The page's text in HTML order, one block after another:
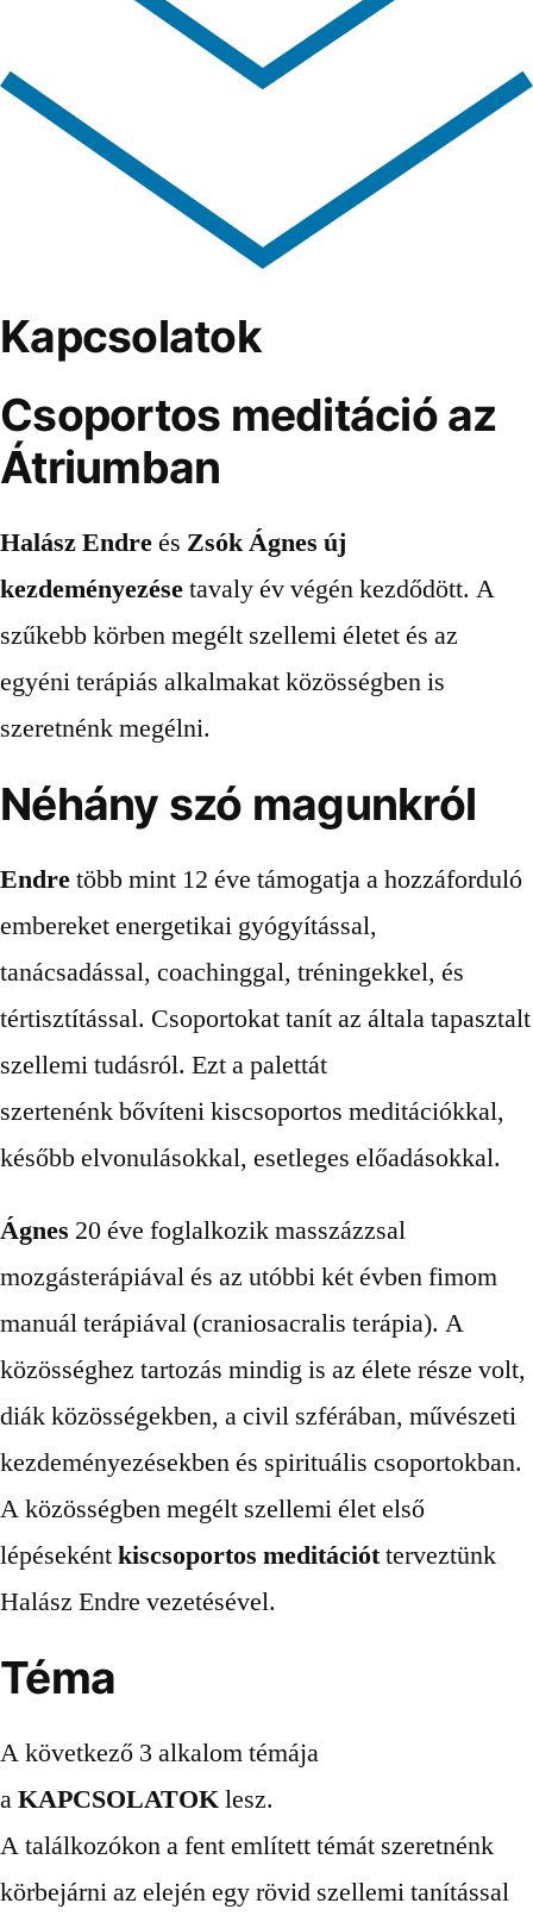
Kapcsolatok
Csoportos meditáció az
Átriumban
Halász Endreés Zsók Ágnes új
kezdeményezésetavaly év végén kezdődött. A
szűkebb körben megélt szellemi életet és az
egyéni terápiás alkalmakat közösségben is
szeretnénk megélni.
Néhány szó magunkról
Endretöbb mint 12 éve támogatja a hozzáforduló
embereket energetikai gyógyítással,
tanácsadással, coachinggal, tréningekkel, és
tértisztítással. Csoportokat tanít az általa tapasztalt
szellemi tudásról. Ezt a palettát
szertenénk bővíteni kiscsoportos meditációkkal,
később elvonulásokkal, esetleges előadásokkal.
Ágnes 20 éve foglalkozik masszázzsal
mozgásterápiával és az utóbbi két évben fimom
manuál terápiával (craniosacralis terápia). A
közösséghez tartozás mindig is az élete része volt,
diák közösségekben, a civil szférában, művészeti
kezdeményezésekben és spirituális csoportokban.
A közösségben megélt szellemi élet első
lépésekéntkiscsoportos meditációtterveztünk
Halász Endre vezetésével.
Téma
A következő 3 alkalom témája
aKAPCSOLATOKlesz.
A találkozókon a fent említett témát szeretnénk
körbejárni az elején egy rövid szellemi tanítással